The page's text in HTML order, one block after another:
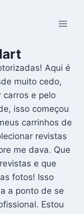
Aqui é
muito cedo,
carros e pelo
isso começou
carrinhos de
revistas
me dava. Que
e que
fotos! Isso
a ponto de se
Estou